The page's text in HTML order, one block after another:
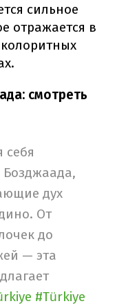
сильное
отражается в
смотреть
себя
Бозджаада,
дух
От
до
— эта
#Türkiye